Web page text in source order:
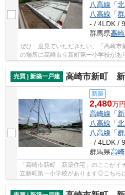
八高線 「
八高線 「
- / 4LDK /
群馬県高
ぜひ一度見ていただきたい、「高崎
の場所に高崎市立新町第一小学校があ
売買 | 新築一戸建
高崎市新町
新築
2,480万円
高崎線 「
八高線 「
八高線 「
- / 4LDK /
群馬県高
「高崎市新町 新築住宅」のここが
立新町第一小学校があります◎こちら